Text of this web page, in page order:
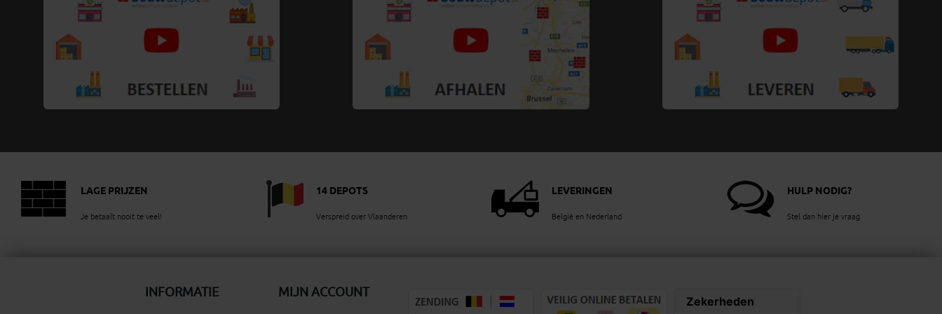
LAGE PRIJZEN
Je betaalt nooit te veel!
14 DEPOTS
Verspreid over Vlaanderen
LEVERINGEN
België en Nederland
HULP NODIG?
Stel dan hier je vraag
INFORMATIE MIJN ACCOUNT